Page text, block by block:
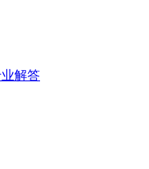
解答